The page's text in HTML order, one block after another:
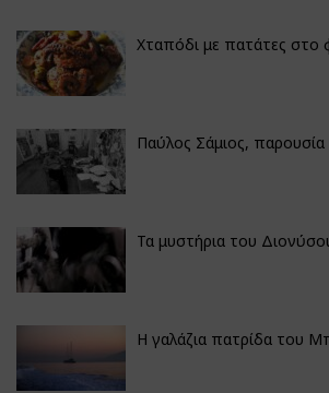
Χταπόδι με πατάτες στο
Παύλος Σάμιος, παρουσία
Τα μυστήρια του
Η γαλάζια πατρίδα του